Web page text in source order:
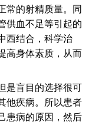
常的射精质量。同
供血不足等引起的
西结合，科学治
高身体素质，从而
盲目的选择很可
他疾病。所以患者
患病的原因，然后